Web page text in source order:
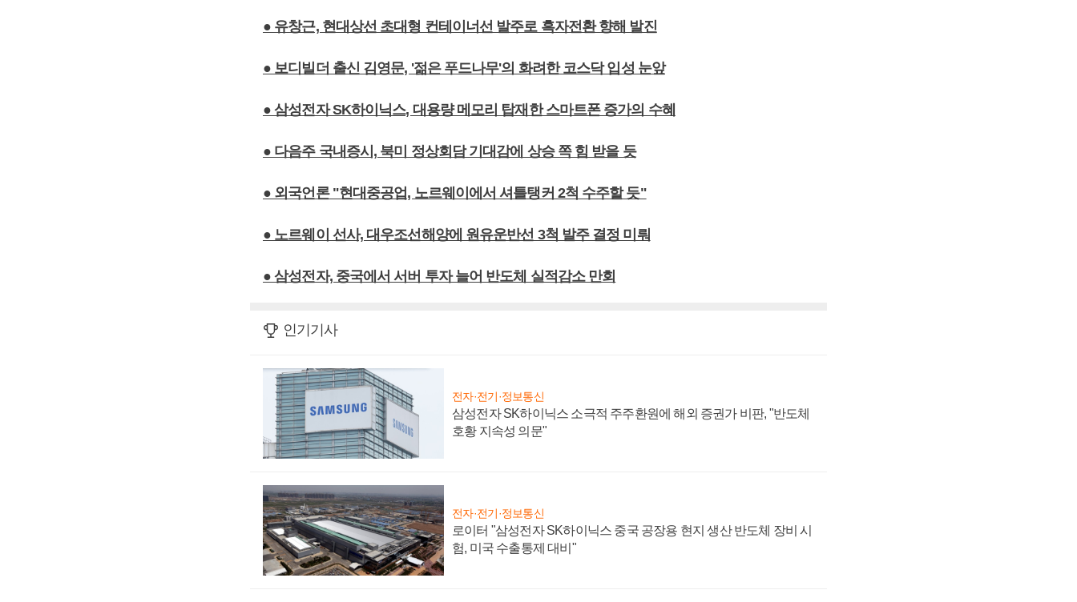
● 유창근, 현대상선 초대형 컨테이너선 발주로 흑자전환 향해 발진
● 보디빌더 출신 김영문, '젊은 푸드나무'의 화려한 코스닥 입성 눈앞
● 삼성전자 SK하이닉스, 대용량 메모리 탑재한 스마트폰 증가의 수혜
● 다음주 국내증시, 북미 정상회담 기대감에 상승 쪽 힘 받을 듯
● 외국언론 "현대중공업, 노르웨이에서 셔틀탱커 2척 수주할 듯"
● 노르웨이 선사, 대우조선해양에 원유운반선 3척 발주 결정 미뤄
● 삼성전자, 중국에서 서버 투자 늘어 반도체 실적감소 만회
인기기사
전자·전기·정보통신
삼성전자 SK하이닉스 소극적 주주환원에 해외 증권가 비판, "반도체
호황 지속성 의문"
전자·전기·정보통신
로이터 "삼성전자 SK하이닉스 중국 공장용 현지 생산 반도체 장비 시
험, 미국 수출통제 대비"